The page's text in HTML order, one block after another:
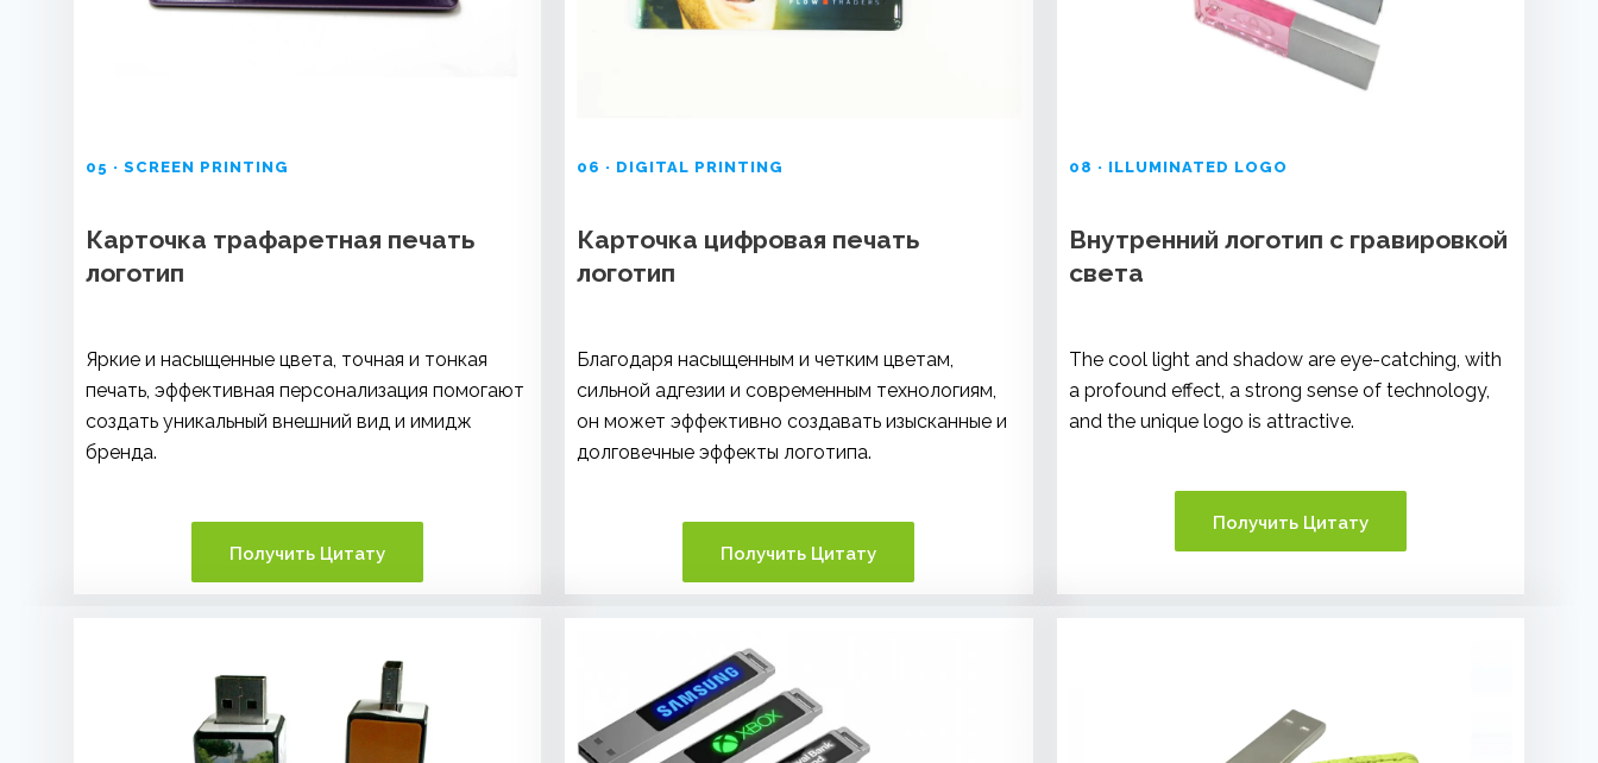
05 · SCREEN PRINTING
Карточка трафаретная печать
логотип
Яркие и насыщенные цвета, точная и тонкая
печать, эффективная персонализация помогают
создать уникальный внешний вид и имидж
бренда.
Получить Цитату
06 · DIGITAL PRINTING
Карточка цифровая печать
логотип
Благодаря насыщенным и четким цветам,
сильной адгезии и современным технологиям,
он может эффективно создавать изысканные и
долговечные эффекты логотипа.
Получить Цитату
08 · ILLUMINATED LOGO
Внутренний логотип с гравировкой
света
The cool light and shadow are eye-catching, with
a profound effect, a strong sense of technology,
and the unique logo is attractive.
Получить Цитату